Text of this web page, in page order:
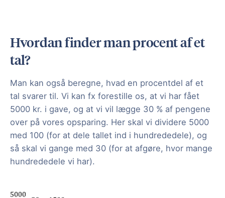
Hvordan finder man procent af et
tal?
Man kan også beregne, hvad en procentdel af et
tal svarer til. Vi kan fx forestille os, at vi har fået
5000 kr. i gave, og at vi vil lægge 30 % af pengene
over på vores opsparing. Her skal vi dividere 5000
med 100 (for at dele tallet ind i hundrededele), og
så skal vi gange med 30 (for at afgøre, hvor mange
hundrededele vi har).